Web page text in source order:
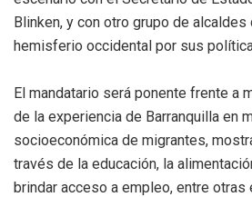
Blinken, y con otro grupo de
hemisferio occidental por sus
El mandatario será ponente frente a
de la experiencia de Barranquilla en
socioeconómica de migrantes,
través de la educación, la
brindar acceso a empleo, entre otras